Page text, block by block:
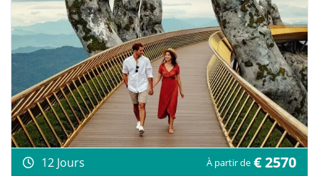
12 Jours À partir de € 2570